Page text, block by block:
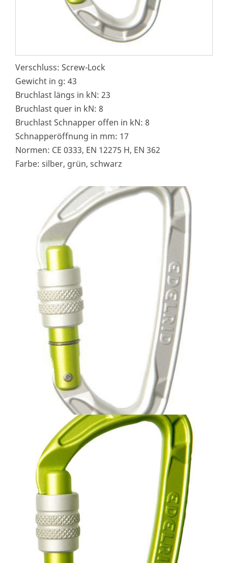
Verschluss: Screw-Lock
Gewicht in g: 43
Bruchlast längs in kN: 23
Bruchlast quer in kN: 8
Bruchlast Schnapper offen in kN: 8
Schnapperöffnung in mm: 17
Normen: CE 0333, EN 12275 H, EN 362
Farbe: silber, grün, schwarz